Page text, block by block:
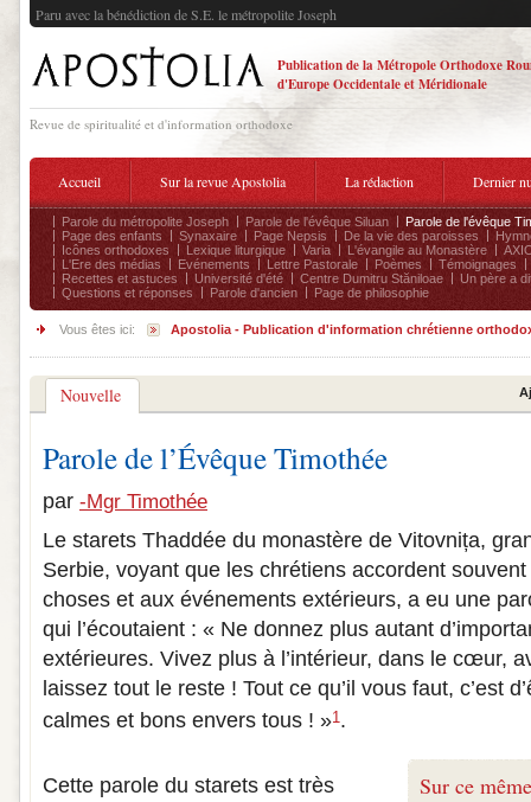
Paru avec la bénédiction de S.E. le métropolite Joseph
Publication de la Métropole Orthodoxe
d'Europe Occidentale et Méridionale
Revue de spiritualité et d'information orthodoxe
Accueil Sur la revue Apostolia La rédaction Dernier
Parole du métropolite Joseph Parole de l'évêque Siluan
Parole de l'évêque
Page des enfants
Synaxaire Page Nepsis De la vie des paroisses
Icônes orthodoxes
Lexique liturgique Varia L'évangile au Monastère
L'Ere des médias
Evénements Lettre Pastorale Poèmes
Témoignages
Recettes et astuces
Université d'été Centre Dumitru Stăniloae
Un père a
Questions et réponses
Parole d'ancien Page de philosophie
Vous êtes ici: Apostolia - Publication d'information chrétienne
Nouvelle
Parole de l’Évêque Timothée
par -Mgr Timothée
Le starets Thaddée du monastère de Vitovnița,
Serbie, voyant que les chrétiens accordent souvent
choses et aux événements extérieurs, a eu une
qui l’écoutaient : « Ne donnez plus autant
extérieures. Vivez plus à l’intérieur, dans le cœur,
laissez tout le reste ! Tout ce qu’il vous faut, c’est
calmes et bons envers tous ! »1.
Sur ce
Cette parole du starets est très